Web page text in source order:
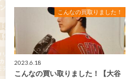
こんなの買取りました！
2023.6.18
こんなの買い取りました！【大谷